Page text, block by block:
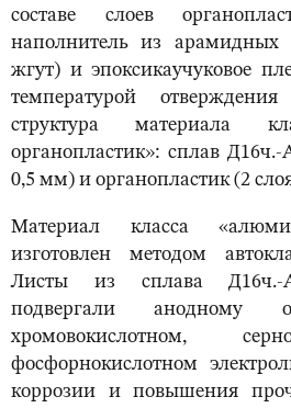
составе слоев
наполнитель из арамидных
жгут) и эпоксикаучуковое
температурой
структура материала
органопластик»: сплав
0,5 мм) и органопластик (2
Материал класса
изготовлен методом
Листы из сплава Д16ч.-
подвергали анодному
хромовокислотном,
фосфорнокислотном
коррозии и повышения